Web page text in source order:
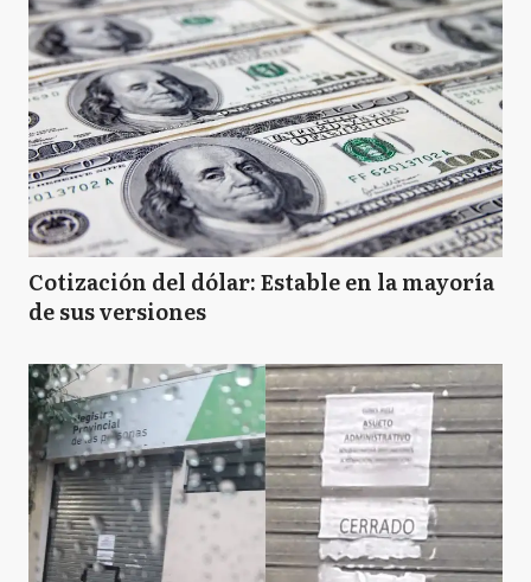
Cotización del dólar: Estable en la mayoría
de sus versiones